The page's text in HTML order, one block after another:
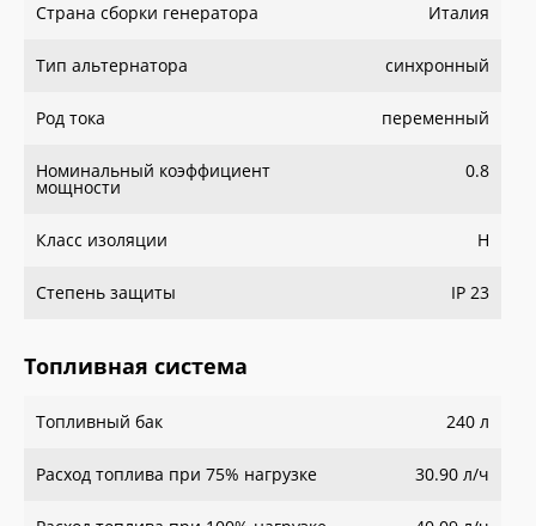
Страна сборки генератора Италия
Тип альтернатора синхронный
Род тока переменный
Номинальный коэффициент
мощности
0.8
Класс изоляции H
Степень защиты IP 23
Топливная система
Топливный бак 240 л
Расход топлива при 75% нагрузке 30.90 л/ч